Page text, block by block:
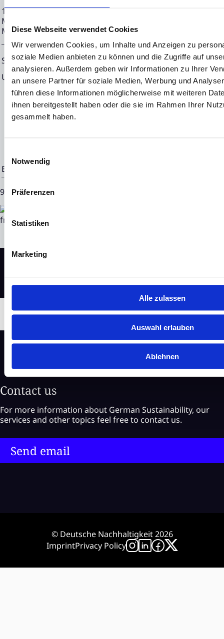
Diese Webseite verwendet Cookies
Wir verwenden Cookies, um Inhalte und Anzeigen zu
soziale Medien anbieten zu können und die Zugriffe auf
analysieren. Außerdem geben wir Informationen zu Ihrer
an unsere Partner für soziale Medien, Werbung und
führen diese Informationen möglicherweise mit weiteren
ihnen bereitgestellt haben oder die sie im Rahmen Ihrer
gesammelt haben.
Notwendig
Präferenzen
Statistiken
Marketing
Alle zulassen
Auswahl erlauben
Ablehnen
10.04.2024 CET/CEST Die EQS Distributionsservices
Meldepflichten, Corporate News/Finanznachrichten und
Medienarchiv unter https://eqs-news.com
Sprache:
Deutsch
Unternehmen:
NEON EQUITY AG
Mörfelder Landstraße
60598 Frankfurt
Ende der Mitteilung
90929 10.04.2024 CET/CEST
Contact us
For more information about German Sustainability, our
services and other topics feel free to contact us.
Send email
© Deutsche Nachhaltigkeit 2026
ImprintPrivacy Policy